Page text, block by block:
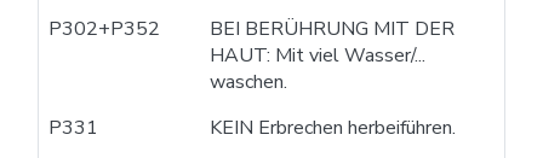
P302+P352
BEI BERÜHRUNG MIT DER
HAUT: Mit viel Wasser/...
waschen.
P331
KEIN Erbrechen herbeiführen.